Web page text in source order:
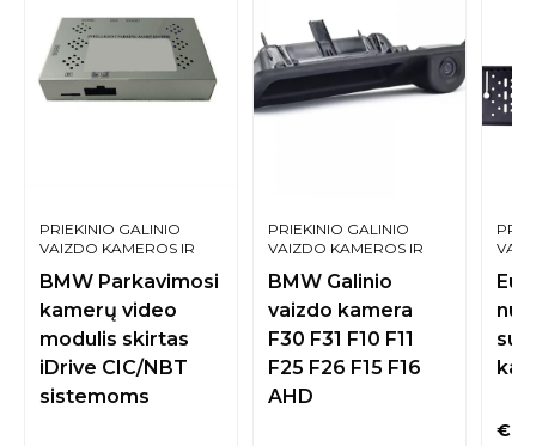
PRIEKINIO GALINIO
VAIZDO KAMEROS IR
BMW Parkavimosi
kamerų video
modulis skirtas
iDrive CIC/NBT
sistemoms
PRIEKINIO GALINIO
VAIZDO KAMEROS IR
BMW Galinio
vaizdo kamera
F30 F31 F10 F11
F25 F26 F15 F16
AHD
su
€